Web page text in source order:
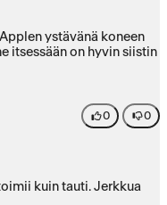
itsessään on hyvin siistin
0 0
kuin tauti. Jerkkua